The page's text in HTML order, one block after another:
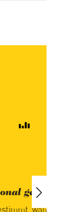
uns